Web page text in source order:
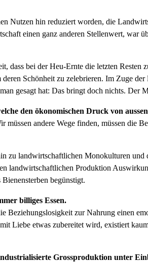
Nutzen hin reduziert wor­den, die
einen ganz anderen Stel­len­wert, war
dass bei der Heu-Ernte die let­zten
Schön­heit zu zele­bri­eren. Im Zuge
gesagt hat: Das bringt doch nichts. Der
den ökonomis­chen Druck von
andere Wege find­en, müssen die
land­wirtschaftlichen Monokul­turen
land­wirtschaftlichen Pro­duk­tion
begün­stigt.
bil­liges Essen.
zur Nahrung einen
Liebe etwas zubere­it­et wird, existiert
Grosspro­duk­tion unter